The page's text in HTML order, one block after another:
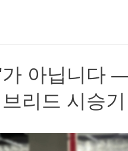
아닙니다
리드 시승기